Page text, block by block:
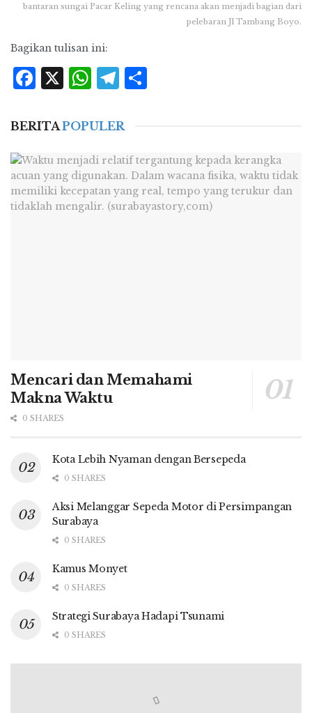
bantaran sungai Pacar Keling yang rencana akan menjadi bagian dari
pelebaran Jl Tambang Boyo.
Bagikan tulisan ini:
Facebook
X WhatsApp
Telegram
BERITAPOPULER
Mencari dan Memahami
Makna Waktu
0 SHARES
Kota Lebih Nyaman dengan Bersepeda
0 SHARES
Aksi Melanggar Sepeda Motor di Persimpangan
Surabaya
0 SHARES
Kamus Monyet
0 SHARES
Strategi Surabaya Hadapi Tsunami
0 SHARES